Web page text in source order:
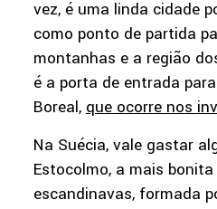
vez, é uma linda cidade
como ponto de partida
montanhas e a região
é a porta de entrada
Boreal,que ocorre nos
Na Suécia, vale gastar
Estocolmo, a mais
escandinavas, formada